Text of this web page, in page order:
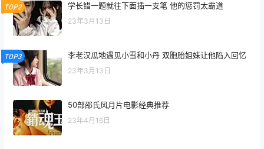
TOP2 学长错一题就往下面插一支笔 他的惩罚太霸道
23年3月13日
TOP3 李老汉瓜地遇见小雪和小丹 双胞胎姐妹让他陷入回忆
23年3月13日
50部邵氏风月片电影经典推荐
23年4月16日